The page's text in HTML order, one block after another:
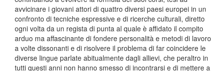
avvicinare i giovani attori di quattro diversi paesi europei in un
confronto di tecniche espressive e di ricerche culturali, diretto
ogni volta da un regista di punta al quale è affidato il compito
arduo ma affascinante di fondere personalità e metodi di lavoro
a volte dissonanti e di risolvere il problema di far coincidere le
diverse lingue parlate abitualmente dagli allievi, che peraltro in
tutti questi anni non hanno smesso di incontrarsi e di mettere a